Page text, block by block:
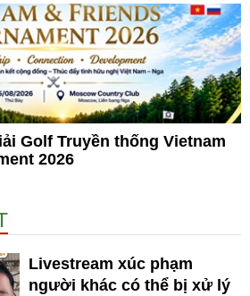
Golf Truyền thống Vietnam
2026
Livestream xúc phạm
người khác có thể bị xử lý